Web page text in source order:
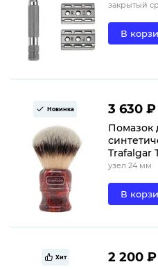
закрытый
В
Новинка 3 630 ₽
Помазок
Trafalgar
узел 24 мм
В
Хит 2 200 ₽